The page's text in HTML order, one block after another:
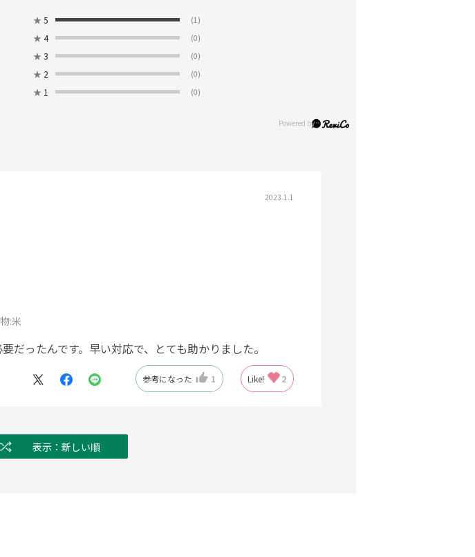
★ 5 (1)
★ 4 (0)
★ 3 (0)
★ 2 (0)
★ 1 (0)
2023.1.1
:米
ったんです。早い対応で、とても助かりました。
参考になった 1 Like! 2
表示：新しい順